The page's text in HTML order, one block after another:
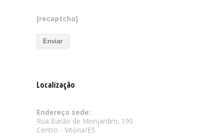
[recaptcha]
Localização
Endereço sede:
Rua Barão de Monjardim, 190
Centro - Vitória/ES